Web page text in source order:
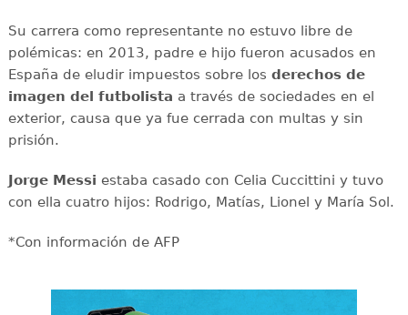
Su carrera como representante no estuvo libre de
polémicas: en 2013, padre e hijo fueron acusados en
España de eludir impuestos sobre los derechos de
imagen del futbolista a través de sociedades en el
exterior, causa que ya fue cerrada con multas y sin
prisión.
Jorge Messi estaba casado con Celia Cuccittini y tuvo
con ella cuatro hijos: Rodrigo, Matías, Lionel y María Sol.
*Con información de AFP